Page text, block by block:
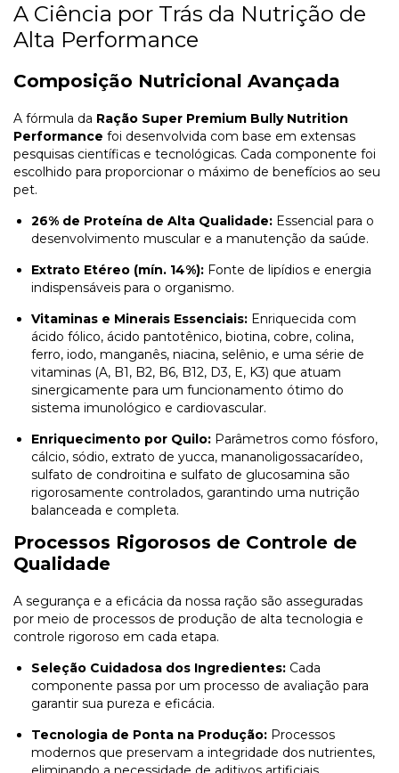
A Ciência por Trás da Nutrição de
Alta Performance
Composição Nutricional Avançada
A fórmula da Ração Super Premium Bully Nutrition
Performance foi desenvolvida com base em extensas
pesquisas científicas e tecnológicas. Cada componente foi
escolhido para proporcionar o máximo de benefícios ao seu
pet.
26% de Proteína de Alta Qualidade: Essencial para o
desenvolvimento muscular e a manutenção da saúde.
Extrato Etéreo (mín. 14%): Fonte de lipídios e energia
indispensáveis para o organismo.
Vitaminas e Minerais Essenciais: Enriquecida com
ácido fólico, ácido pantotênico, biotina, cobre, colina,
ferro, iodo, manganês, niacina, selênio, e uma série de
vitaminas (A, B1, B2, B6, B12, D3, E, K3) que atuam
sinergicamente para um funcionamento ótimo do
sistema imunológico e cardiovascular.
Enriquecimento por Quilo: Parâmetros como fósforo,
cálcio, sódio, extrato de yucca, mananoligossacarídeo,
sulfato de condroitina e sulfato de glucosamina são
rigorosamente controlados, garantindo uma nutrição
balanceada e completa.
Processos Rigorosos de Controle de
Qualidade
A segurança e a eficácia da nossa ração são asseguradas
por meio de processos de produção de alta tecnologia e
controle rigoroso em cada etapa.
Seleção Cuidadosa dos Ingredientes: Cada
componente passa por um processo de avaliação para
garantir sua pureza e eficácia.
Tecnologia de Ponta na Produção: Processos
modernos que preservam a integridade dos nutrientes,